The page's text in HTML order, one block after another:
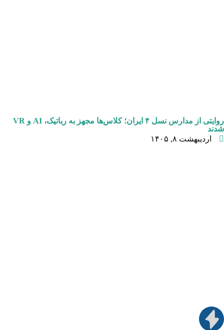
روایتی از مدارس نسل ۴ ایران؛ کلاس‌ها مجهز به رباتیک، AI و VR
شدند
اردیبهشت ۸, ۱۴۰۵